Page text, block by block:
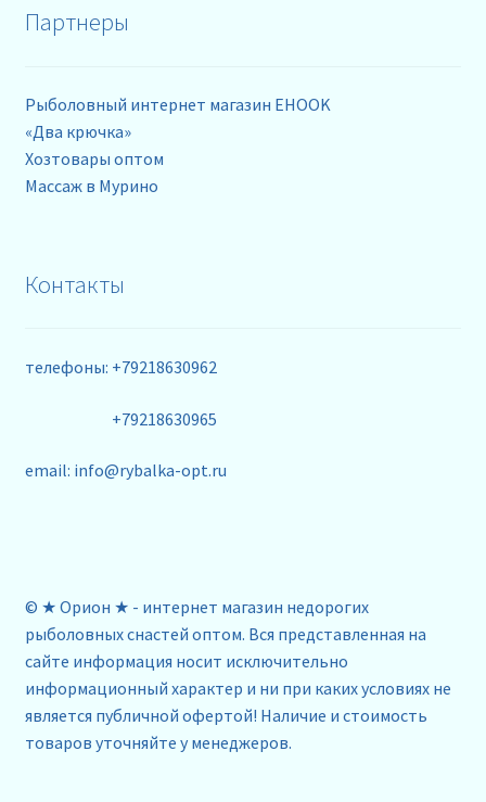
Партнеры
Рыболовный интернет магазин EHOOK
«Два крючка»
Хозтовары оптом
Массаж в Мурино
Контакты
телефоны: +79218630962
+79218630965
email: info@rybalka-opt.ru
© ★ Орион ★ - интернет магазин недорогих
рыболовных снастей оптом. Вся представленная на
сайте информация носит исключительно
информационный характер и ни при каких условиях не
является публичной офертой! Наличие и стоимость
товаров уточняйте у менеджеров.